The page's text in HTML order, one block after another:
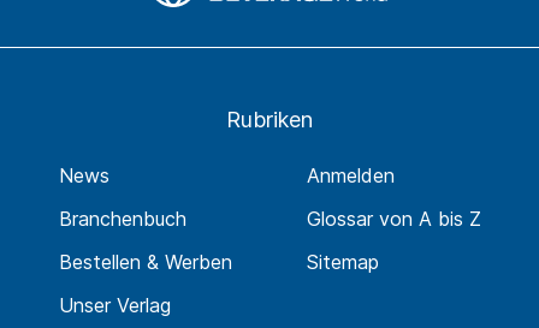
Rubriken
News
Branchenbuch
Bestellen & Werben
Unser Verlag
Anmelden
Glossar von A bis Z
Sitemap